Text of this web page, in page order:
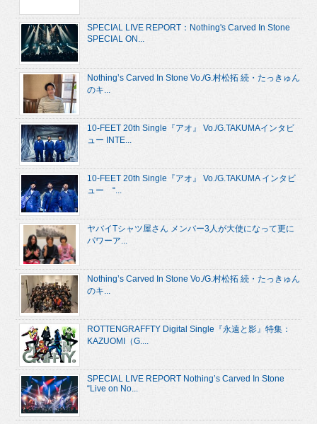
SPECIAL LIVE REPORT：Nothing's Carved In Stone
SPECIAL ON...
Nothing’s Carved In Stone Vo./G.村松拓 続・たっきゅん
のキ...
10-FEET 20th Single『アオ』 Vo./G.TAKUMAインタビ
ュー INTE...
10-FEET 20th Single『アオ』 Vo./G.TAKUMA インタビ
ュー “...
ヤバイTシャツ屋さん メンバー3人が大使になって更に
パワーア...
Nothing’s Carved In Stone Vo./G.村松拓 続・たっきゅん
のキ...
ROTTENGRAFFTY Digital Single『永遠と影』特集：
KAZUOMI（G....
SPECIAL LIVE REPORT Nothing’s Carved In Stone
“Live on No...